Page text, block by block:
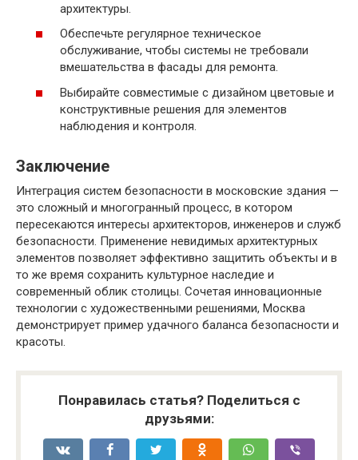
архитектуры.
Обеспечьте регулярное техническое
обслуживание, чтобы системы не требовали
вмешательства в фасады для ремонта.
Выбирайте совместимые с дизайном цветовые и
конструктивные решения для элементов
наблюдения и контроля.
Заключение
Интеграция систем безопасности в московские здания —
это сложный и многогранный процесс, в котором
пересекаются интересы архитекторов, инженеров и служб
безопасности. Применение невидимых архитектурных
элементов позволяет эффективно защитить объекты и в
то же время сохранить культурное наследие и
современный облик столицы. Сочетая инновационные
технологии с художественными решениями, Москва
демонстрирует пример удачного баланса безопасности и
красоты.
Понравилась статья? Поделиться с
друзьями: